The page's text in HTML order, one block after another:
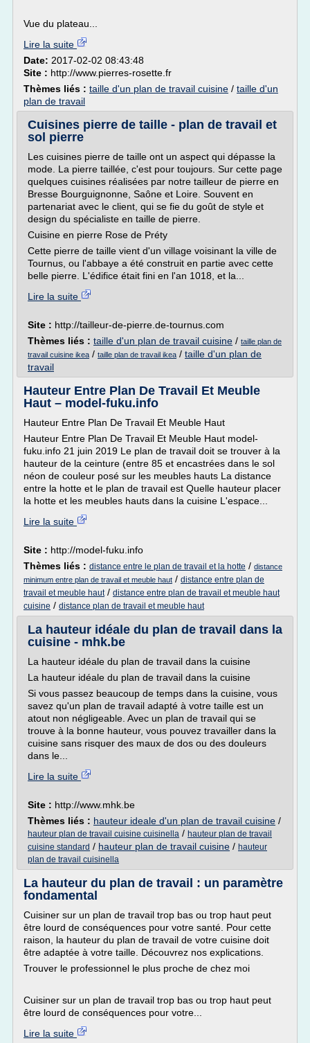
Vue du plateau...
Lire la suite
Date: 2017-02-02 08:43:48
Site : http://www.pierres-rosette.fr
Thèmes liés : taille d'un plan de travail cuisine / taille d'un
plan de travail
Cuisines pierre de taille - plan de travail et
sol pierre
Les cuisines pierre de taille ont un aspect qui dépasse la
mode. La pierre taillée, c'est pour toujours. Sur cette page
quelques cuisines réalisées par notre tailleur de pierre en
Bresse Bourguignonne, Saône et Loire. Souvent en
partenariat avec le client, qui se fie du goût de style et
design du spécialiste en taille de pierre.
Cuisine en pierre Rose de Préty
Cette pierre de taille vient d'un village voisinant la ville de
Tournus, ou l'abbaye a été construit en partie avec cette
belle pierre. L'édifice était fini en l'an 1018, et la...
Lire la suite
Site : http://tailleur-de-pierre.de-tournus.com
Thèmes liés : taille d'un plan de travail cuisine / taille plan de
travail cuisine ikea / taille plan de travail ikea / taille d'un plan de
travail
Hauteur Entre Plan De Travail Et Meuble
Haut – model-fuku.info
Hauteur Entre Plan De Travail Et Meuble Haut
Hauteur Entre Plan De Travail Et Meuble Haut model-
fuku.info 21 juin 2019 Le plan de travail doit se trouver à la
hauteur de la ceinture (entre 85 et encastrées dans le sol
néon de couleur posé sur les meubles hauts La distance
entre la hotte et le plan de travail est Quelle hauteur placer
la hotte et les meubles hauts dans la cuisine L'espace...
Lire la suite
Site : http://model-fuku.info
Thèmes liés : distance entre le plan de travail et la hotte / distance
minimum entre plan de travail et meuble haut / distance entre plan de
travail et meuble haut/ distance entre plan de travail et meuble haut
cuisine / distance plan de travail et meuble haut
La hauteur idéale du plan de travail dans la
cuisine - mhk.be
La hauteur idéale du plan de travail dans la cuisine
La hauteur idéale du plan de travail dans la cuisine
Si vous passez beaucoup de temps dans la cuisine, vous
savez qu'un plan de travail adapté à votre taille est un
atout non négligeable. Avec un plan de travail qui se
trouve à la bonne hauteur, vous pouvez travailler dans la
cuisine sans risquer des maux de dos ou des douleurs
dans le...
Lire la suite
Site : http://www.mhk.be
Thèmes liés : hauteur ideale d'un plan de travail cuisine /
hauteur plan de travail cuisine cuisinella / hauteur plan de travail
cuisine standard / hauteur plan de travail cuisine / hauteur
plan de travail cuisinella
La hauteur du plan de travail : un paramètre
fondamental
Cuisiner sur un plan de travail trop bas ou trop haut peut
être lourd de conséquences pour votre santé. Pour cette
raison, la hauteur du plan de travail de votre cuisine doit
être adaptée à votre taille. Découvrez nos explications.
Trouver le professionnel le plus proche de chez moi
Cuisiner sur un plan de travail trop bas ou trop haut peut
être lourd de conséquences pour votre...
Lire la suite